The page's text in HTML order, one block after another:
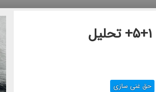
حق غنی سازی